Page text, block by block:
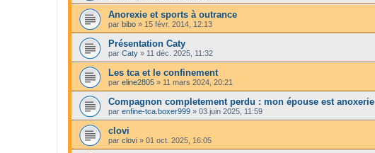
Anorexie et sports à outrance
par bibo » 15 févr. 2014, 12:13
Présentation Caty
par Caty » 11 déc. 2025, 11:32
Les tca et le confinement
par eline2805 » 11 mars 2024, 20:21
Compagnon completement perdu : mon épouse est anoxerie
par enfine-tca.boxer999 » 03 juin 2025, 11:59
clovi
par clovi » 01 oct. 2025, 16:05